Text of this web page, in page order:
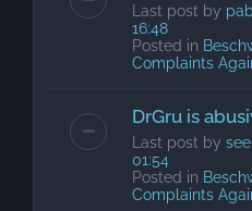
Last post by
16:48
Posted in
Complaints
DrGru is
Last post by
01:54
Posted in
Complaints